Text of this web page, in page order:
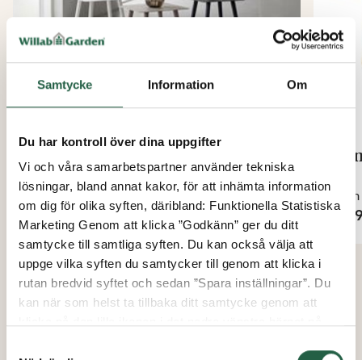
Samtycke Information Om
Du har kontroll över dina uppgifter
Vi och våra samarbetspartner använder tekniska
lösningar, bland annat kakor, för att inhämta information
om dig för olika syften, däribland: Funktionella Statistiska
Marketing Genom att klicka ”Godkänn” ger du ditt
samtycke till samtliga syften. Du kan också välja att
uppge vilka syften du samtycker till genom att klicka i
rutan bredvid syftet och sedan ”Spara inställningar”. Du
kan när som helst ta tillbaka ditt samtycke genom att
Hops sidobord
Från
795 kr
Från
6